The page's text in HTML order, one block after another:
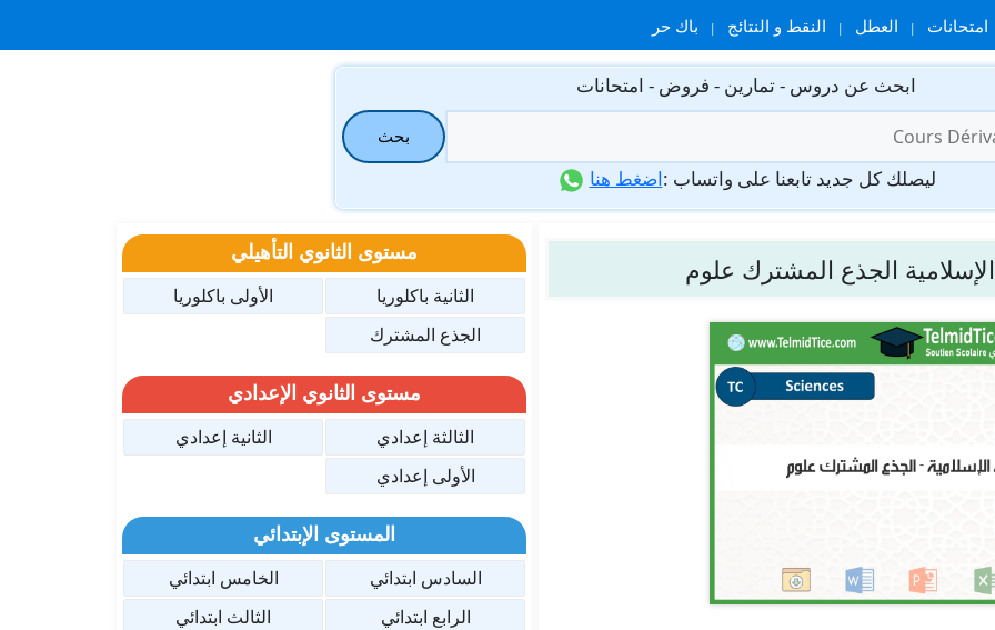
امتحانات العطل النقط و النتائج باك حر
ابحث عن دروس - تمارين - فروض - امتحانات
بحث
ليصلك كل جديد تابعنا على واتساب :اضغط هنا
الجذع المشترك علوم
مستوى الثانوي التأهيلي
الثانية باكلوريا
الأولى باكلوريا
الجذع المشترك
مستوى الثانوي الإعدادي
الثالثة إعدادي
الثانية إعدادي
الأولى إعدادي
المستوى الإبتدائي
السادس ابتدائي
الخامس ابتدائي
الرابع ابتدائي
الثالث ابتدائي